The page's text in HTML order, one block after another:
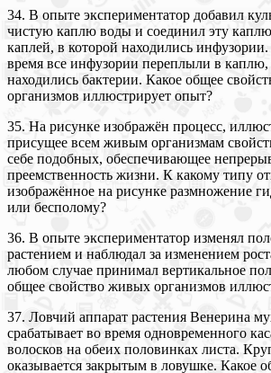
34. В опыте экспериментатор добавил
чистую каплю воды и соединил эту
каплей, в которой находились инфузории.
время все инфузории переплыли в каплю,
находились бактерии. Какое общее
организмов иллюстрирует опыт?
35. На рисунке изображён процесс,
присущее всем живым организмам
себе подобных, обеспечивающее
преемственность жизни. К какому типу
изображённое на рисунке размножение
или бесполому?
36. В опыте экспериментатор изменял
растением и наблюдал за изменением
любом случае принимал вертикальное
общее свойство живых организмов
37. Ловчий аппарат растения Венерина
срабатывает во время одновременного
волосков на обеих половинках листа.
оказывается закрытым в ловушке. Какое